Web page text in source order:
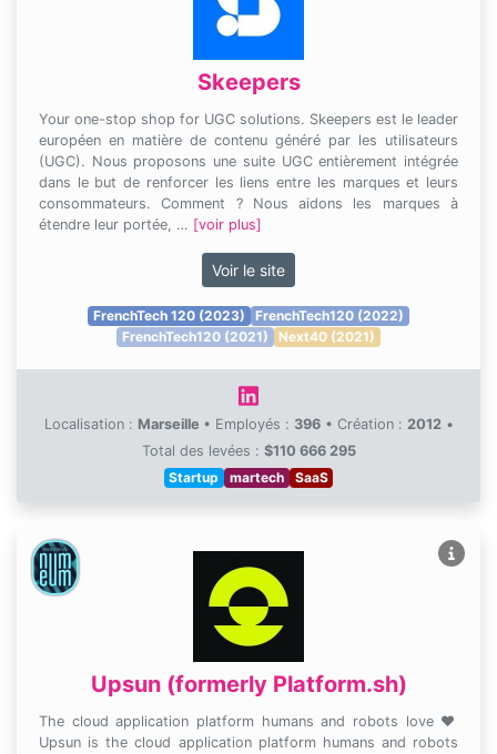
Skeepers
Your one-stop shop for UGC solutions. Skeepers est le leader
européen en matière de contenu généré par les utilisateurs
(UGC). Nous proposons une suite UGC entièrement intégrée
dans le but de renforcer les liens entre les marques et leurs
consommateurs. Comment ? Nous aidons les marques à
étendre leur portée, … [voir plus]
Voir le site
FrenchTech 120 (2023)
FrenchTech120 (2022)
FrenchTech120 (2021)
Next40 (2021)
Localisation : Marseille • Employés : 396 • Création : 2012 •
Total des levées : $110 666 295
Startup
martech SaaS
Upsun (formerly Platform.sh)
The cloud application platform humans and robots love ❤️
Upsun is the cloud application platform humans and robots